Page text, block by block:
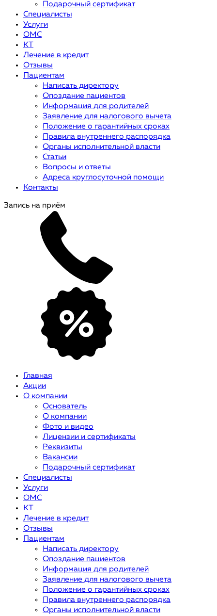
Подарочный сертификат
Специалисты
Услуги
ОМС
КТ
Лечение в кредит
Отзывы
Пациентам
Написать директору
Опоздание пациентов
Информация для родителей
Заявление для налогового вычета
Положение о гарантийных сроках
Правила внутреннего распорядка
Органы исполнительной власти
Статьи
Вопросы и ответы
Адреса круглосуточной помощи
Контакты
Запись на приём
Главная
Акции
О компании
Основатель
О компании
Фото и видео
Лицензии и сертификаты
Реквизиты
Вакансии
Подарочный сертификат
Специалисты
Услуги
ОМС
КТ
Лечение в кредит
Отзывы
Пациентам
Написать директору
Опоздание пациентов
Информация для родителей
Заявление для налогового вычета
Положение о гарантийных сроках
Правила внутреннего распорядка
Органы исполнительной власти